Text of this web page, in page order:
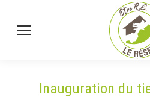
Inauguration du